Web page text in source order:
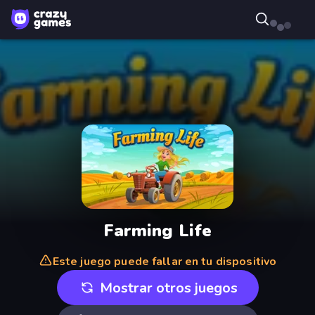
Farming Life
Este juego puede fallar en tu dispositivo
Mostrar otros juegos